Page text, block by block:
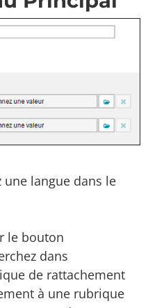
une langue dans le
le bouton
dans
de rattachement
à une rubrique